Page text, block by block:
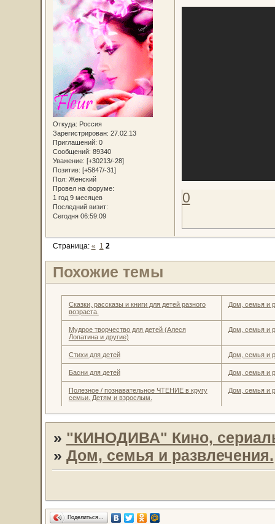
Откуда: Россия
Зарегистрирован: 27.02.13
Приглашений: 0
Сообщений: 89340
Уважение: [+30213/-28]
Позитив: [+5847/-31]
Пол: Женский
Провел на форуме:
1 год 9 месяцев
Последний визит:
Сегодня 06:59:09
0
Страница: « 1 2
Похожие темы
Сказки, рассказы и книги для детей разного
возраста.
Дом, семья и
Мудрое творчество для детей (Алеся
Лопатина и другие)
Дом, семья и
Стихи для детей Дом, семья и
Басни для детей Дом, семья и
Полезное / познавательное ЧТЕНИЕ в кругу
семьи. Детям и взрослым.
Дом, семья и
» "КИНОДИВА" Кино,
» Дом, семья и развлечения.
Поделиться…